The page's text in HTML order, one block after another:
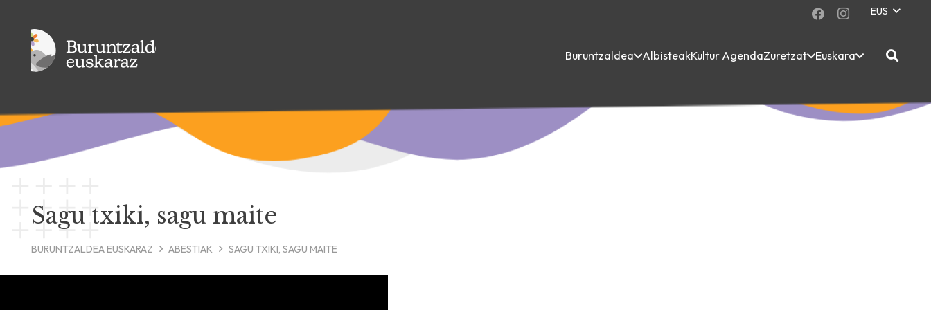
EUS
Buruntzaldea AlbisteakKultur AgendaZuretzat Euskara
Sagu txiki, sagu maite
BURUNTZALDEA EUSKARAZ ABESTIAK SAGU TXIKI, SAGU MAITE